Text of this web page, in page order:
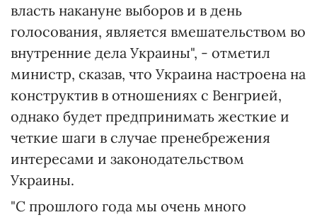
власть накануне выборов и в день
голосования, является вмешательством во
внутренние дела Украины", - отметил
министр, сказав, что Украина настроена на
конструктив в отношениях с Венгрией,
однако будет предпринимать жесткие и
четкие шаги в случае пренебрежения
интересами и законодательством
Украины.
"С прошлого года мы очень много